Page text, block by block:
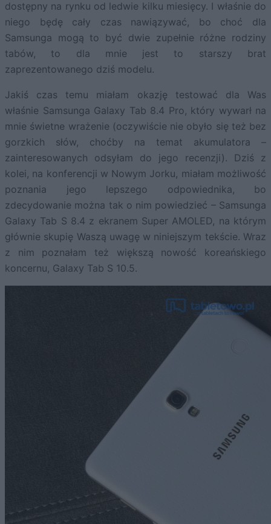
dostępny na rynku od ledwie kilku miesięcy. I właśnie do
niego będę cały czas nawiązywać, bo choć dla
Samsunga mogą to być dwie zupełnie różne rodziny
tabów, to dla mnie jest to starszy brat
zaprezentowanego dziś modelu.
Jakiś czas temu miałam okazję testować dla Was
właśnie Samsunga Galaxy Tab 8.4 Pro, który wywarł na
mnie świetne wrażenie (oczywiście nie obyło się też bez
gorzkich słów, choćby na temat akumulatora –
zainteresowanych odsyłam do jego recenzji). Dziś z
kolei, na konferencji w Nowym Jorku, miałam możliwość
poznania jego lepszego odpowiednika, bo
zdecydowanie można tak o nim powiedzieć – Samsunga
Galaxy Tab S 8.4 z ekranem Super AMOLED, na którym
głównie skupię Waszą uwagę w niniejszym tekście. Wraz
z nim poznałam też większą nowość koreańskiego
koncernu, Galaxy Tab S 10.5.